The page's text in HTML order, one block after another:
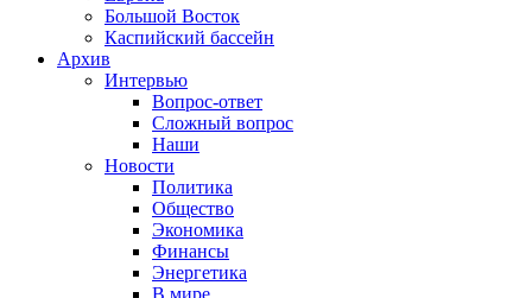
Большой Восток
Каспийский бассейн
Архив
Интервью
Вопрос-ответ
Сложный вопрос
Наши
Новости
Политика
Общество
Экономика
Финансы
Энергетика
В мире